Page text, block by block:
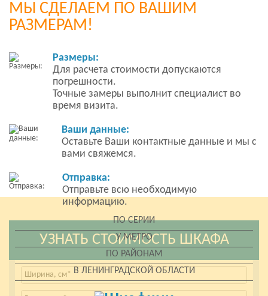
МЫ СДЕЛАЕМ ПО ВАШИМ
РАЗМЕРАМ!
Размеры:
Для расчета стоимости допускаются
погрешности.
Точные замеры выполнит специалист во
время визита.
Ваши данные:
Оставьте Ваши контактные данные и мы с
вами свяжемся.
Отправка:
Отправьте всю необходимую
информацию.
УЗНАТЬ СТОИМОСТЬ ШКАФА
ПО СЕРИИ
У МЕТРО
ПО РАЙОНАМ
В ЛЕНИНГРАДСКОЙ ОБЛАСТИ